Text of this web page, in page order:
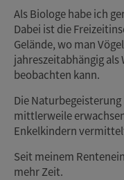
Als Biologe habe ich
Dabei ist die
Gelände, wo man
jahreszeitabhängig
beobachten kann.
Die
mittlerweile
Enkelkindern
Seit meinem
mehr Zeit.